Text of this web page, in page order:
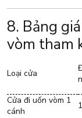
8. Bảng
vòm tham
Loại cửa
Cửa đi uốn vòm 1
cánh